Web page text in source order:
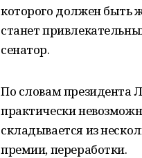
которого должен быть
станет
сенатор.
По словам президента
практически
складывается из
премии, переработки.